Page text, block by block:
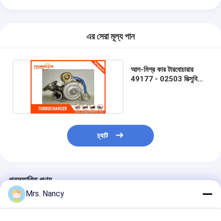
এর সেরা মূল্য পান
আল-মিশ্র কার টারবোচারার
49177 - 02503 মিত্সুবিশি
চ্যাট
প্রস্তাবিত পণ্য
Mrs. Nancy